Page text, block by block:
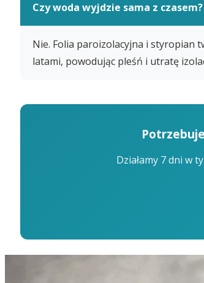
Czy woda wyjdzie sama z czasem?
Nie. Folia paroizolacyjna i styropian
latami, powodując pleśń i utratę
Działamy 7 dni w